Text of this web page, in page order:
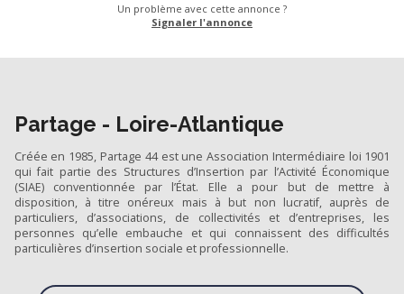
Un problème avec cette annonce ?
Signaler l'annonce
Partage - Loire-Atlantique
Créée en 1985, Partage 44 est une Association Intermédiaire loi 1901
qui fait partie des Structures d’Insertion par l’Activité Économique
(SIAE) conventionnée par l’État. Elle a pour but de mettre à
disposition, à titre onéreux mais à but non lucratif, auprès de
particuliers, d’associations, de collectivités et d’entreprises, les
personnes qu’elle embauche et qui connaissent des difficultés
particulières d’insertion sociale et professionnelle.